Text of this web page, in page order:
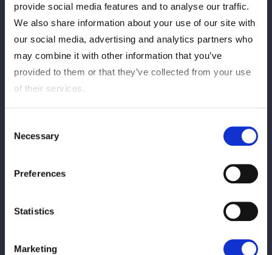
provide social media features and to analyse our traffic.
We also share information about your use of our site with
our social media, advertising and analytics partners who
may combine it with other information that you’ve
provided to them or that they’ve collected from your use
of their services.
Selection
Necessary
Preferences
Statistics
Marketing